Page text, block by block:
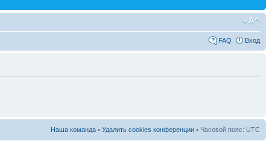
FAQ Вход
Наша команда • Удалить cookies конференции • Часовой пояс: UTC